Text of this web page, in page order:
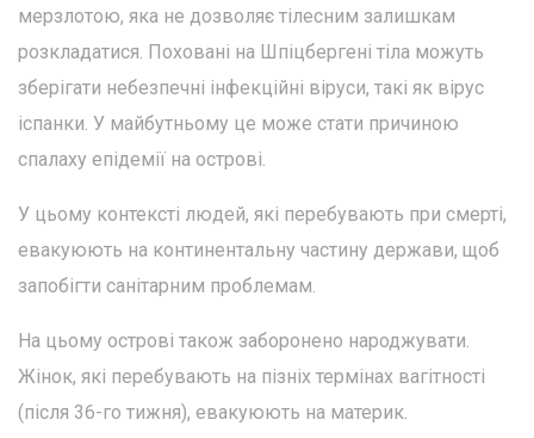
мерзлотою, яка не дозволяє тілесним залишкам
розкладатися. Поховані на Шпіцбергені тіла можуть
зберігати небезпечні інфекційні віруси, такі як вірус
іспанки. У майбутньому це може стати причиною
спалаху епідемії на острові.
У цьому контексті людей, які перебувають при смерті,
евакуюють на континентальну частину держави, щоб
запобігти санітарним проблемам.
На цьому острові також заборонено народжувати.
Жінок, які перебувають на пізніх термінах вагітності
(після 36-го тижня), евакуюють на материк.